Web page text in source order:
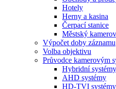
Hotely
Herny a kasina
Čerpací stanice
Městský
Výpočet doby záznamu
Volba objektivu
Průvodce kamerovým
Hybridní systémy
AHD systémy
HD-TVI systémy